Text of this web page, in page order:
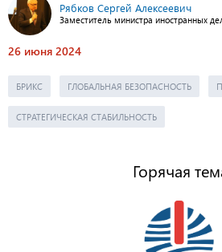
Рябков Сергей Алексеевич
Заместитель министра иностранных
26 июня 2024
БРИКС ГЛОБАЛЬНАЯ БЕЗОПАСНОСТЬ
СТРАТЕГИЧЕСКАЯ СТАБИЛЬНОСТЬ
Горячая